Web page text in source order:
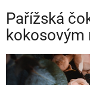
Pařížská
kokosovým